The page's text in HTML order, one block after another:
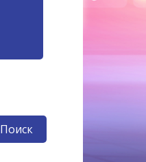
Поиск